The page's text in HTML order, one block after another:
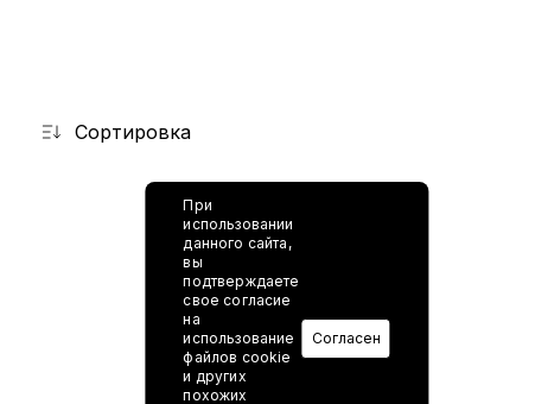
Сортировка
При
использовании
данного сайта,
вы
подтверждаете
свое согласие
на
использование
файлов cookie
и других
похожих
Согласен